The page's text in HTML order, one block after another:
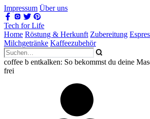
Impressum Über uns
Tech for Life
Home Röstung & Herkunft Zubereitung
Milchgetränke Kaffeezubehör
coffee b entkalken: So bekommst du deine
frei